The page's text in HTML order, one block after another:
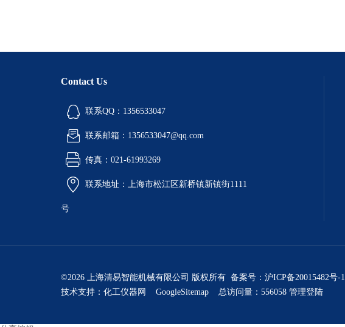
Contact Us
联系QQ：1356533047
联系邮箱：1356533047@qq.com
传真：021-61993269
联系地址：上海市松江区新桥镇新镇街1111
号
©2026 上海清易智能机械有限公司 版权所有 备案号： 沪ICP备20015482号-1
技术支持： 化工仪器网 GoogleSitemap 总访问量：556058 管理登陆